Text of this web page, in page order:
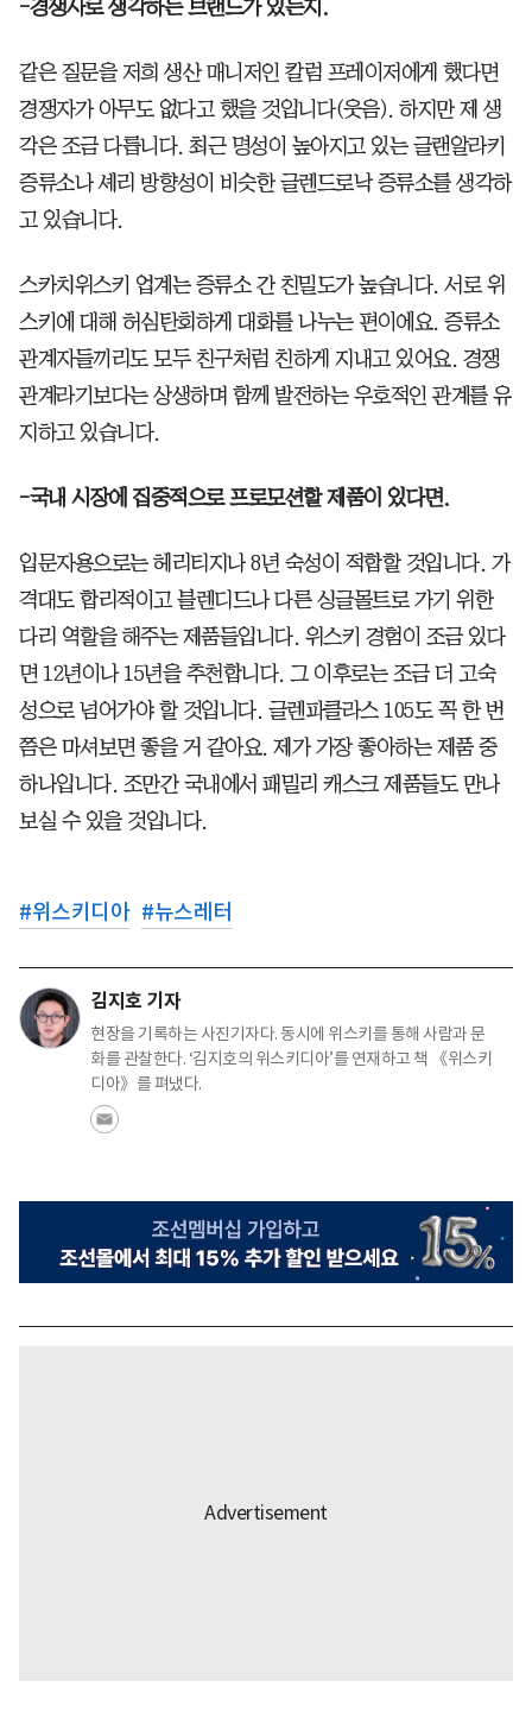
-경쟁사로 생각하는 브랜드가 있는지.
같은 질문을 저희 생산 매니저인 칼럼 프레이저에게 했다면
경쟁자가 아무도 없다고 했을 것입니다(웃음). 하지만 제 생
각은 조금 다릅니다. 최근 명성이 높아지고 있는 글랜알라키
증류소나 셰리 방향성이 비슷한 글렌드로낙 증류소를 생각하
고 있습니다.
스카치위스키 업계는 증류소 간 친밀도가 높습니다. 서로 위
스키에 대해 허심탄회하게 대화를 나누는 편이에요. 증류소
관계자들끼리도 모두 친구처럼 친하게 지내고 있어요. 경쟁
관계라기보다는 상생하며 함께 발전하는 우호적인 관계를 유
지하고 있습니다.
-국내 시장에 집중적으로 프로모션할 제품이 있다면.
입문자용으로는 헤리티지나 8년 숙성이 적합할 것입니다. 가
격대도 합리적이고 블렌디드나 다른 싱글몰트로 가기 위한
다리 역할을 해주는 제품들입니다. 위스키 경험이 조금 있다
면 12년이나 15년을 추천합니다. 그 이후로는 조금 더 고숙
성으로 넘어가야 할 것입니다. 글렌파클라스 105도 꼭 한 번
쯤은 마셔보면 좋을 거 같아요. 제가 가장 좋아하는 제품 중
하나입니다. 조만간 국내에서 패밀리 캐스크 제품들도 만나
보실 수 있을 것입니다.
#위스키디아 #뉴스레터
김지호 기자
현장을 기록하는 사진기자다. 동시에 위스키를 통해 사람과 문
화를 관찰한다. ‘김지호의 위스키디아’를 연재하고 책 《위스키
디아》를 펴냈다.